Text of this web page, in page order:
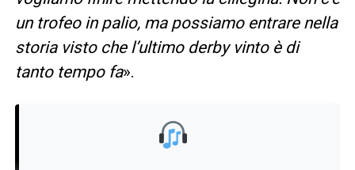
un trofeo in palio, ma possiamo entrare nella
storia visto che l’ultimo derby vinto è di
tanto tempo fa».